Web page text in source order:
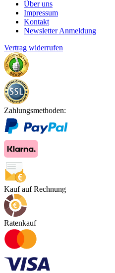
Über uns
Impressum
Kontakt
Newsletter Anmeldung
Vertrag widerrufen
Zahlungsmethoden:
Kauf auf Rechnung
Ratenkauf